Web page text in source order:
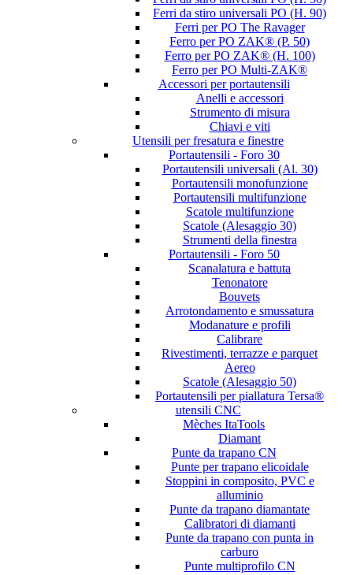
Ferri da stiro universali PO (H. 90)
Ferri per PO The Ravager
Ferro per PO ZAK® (P. 50)
Ferro per PO ZAK® (H. 100)
Ferro per PO Multi-ZAK®
Accessori per portautensili
Anelli e accessori
Strumento di misura
Chiavi e viti
Utensili per fresatura e finestre
Portautensili - Foro 30
Portautensili universali (Al. 30)
Portautensili monofunzione
Portautensili multifunzione
Scatole multifunzione
Scatole (Alesaggio 30)
Strumenti della finestra
Portautensili - Foro 50
Scanalatura e battuta
Tenonatore
Bouvets
Arrotondamento e smussatura
Modanature e profili
Calibrare
Rivestimenti, terrazze e parquet
Aereo
Scatole (Alesaggio 50)
Portautensili per piallatura Tersa®
utensili CNC
Mèches ItaTools
Diamant
Punte da trapano CN
Punte per trapano elicoidale
Stoppini in composito, PVC e
alluminio
Punte da trapano diamantate
Calibratori di diamanti
Punte da trapano con punta in
carburo
Punte multiprofilo CN